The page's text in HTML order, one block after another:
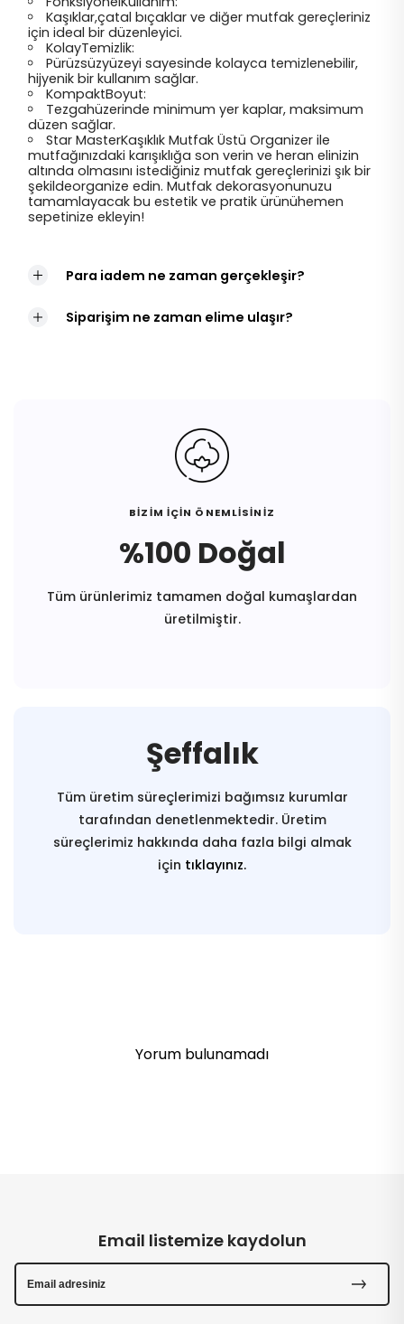
Kaşıklar,çatal bıçaklar ve diğer mutfak gereçleriniz
için ideal bir düzenleyici.
KolayTemizlik:
Pürüzsüzyüzeyi sayesinde kolayca temizlenebilir,
hijyenik bir kullanım sağlar.
KompaktBoyut:
Tezgahüzerinde minimum yer kaplar, maksimum
düzen sağlar.
Star MasterKaşıklık Mutfak Üstü Organizer ile
mutfağınızdaki karışıklığa son verin ve heran elinizin
altında olmasını istediğiniz mutfak gereçlerinizi şık bir
şekildeorganize edin. Mutfak dekorasyonunuzu
tamamlayacak bu estetik ve pratik ürünühemen
sepetinize ekleyin!
Para iadem ne zaman gerçekleşir?
Siparişim ne zaman elime ulaşır?
BİZİM İÇİN ÖNEMLİSİNİZ
%100 Doğal
Tüm ürünlerimiz tamamen doğal kumaşlardan
üretilmiştir.
Şeffalık
Tüm üretim süreçlerimizi bağımsız kurumlar
tarafından denetlenmektedir. Üretim
süreçlerimiz hakkında daha fazla bilgi almak
için tıklayınız.
Yorum bulunamadı
Email listemize kaydolun